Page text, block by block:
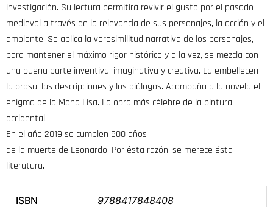
investigación. Su lectura permitirá revivir el gusto por el pasado
medieval a través de la relevancia de sus personajes, la acción y el
ambiente. Se aplica la verosimilitud narrativa de los personajes,
para mantener el máximo rigor histórico y a la vez, se mezcla con
una buena parte inventiva, imaginativa y creativa. La embellecen
la prosa, las descripciones y los diálogos. Acompaña a la novela el
enigma de la Mona Lisa. La obra más célebre de la pintura
occidental.
En el año 2019 se cumplen 500 años
de la muerte de Leonardo. Por ésta razón, se merece ésta
literatura.
ISBN 9788417848408